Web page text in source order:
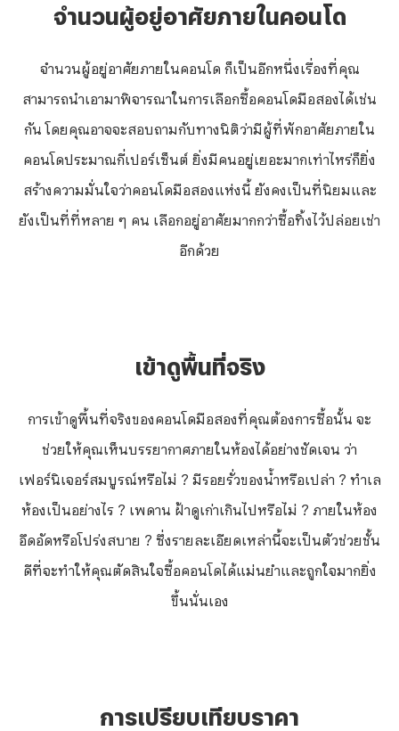
จำนวนผู้อยู่อาศัยภายในคอนโด
จำนวนผู้อยู่อาศัยภายในคอนโด ก็เป็นอีกหนึ่งเรื่องที่คุณ
สามารถนำเอามาพิจารณาในการเลือกซื้อคอนโดมือสองได้เช่น
กัน โดยคุณอาจจะสอบถามกับทางนิติว่ามีผู้ที่พักอาศัยภายใน
คอนโดประมาณกี่เปอร์เซ็นต์ ยิ่งมีคนอยู่เยอะมากเท่าไหร่ก็ยิ่ง
สร้างความมั่นใจว่าคอนโดมือสองแห่งนี้ ยังคงเป็นที่นิยมและ
ยังเป็นที่ที่หลาย ๆ คน เลือกอยู่อาศัยมากกว่าซื้อทิ้งไว้ปล่อยเช่า
อีกด้วย
เข้าดูพื้นที่จริง
การเข้าดูพื้นที่จริงของคอนโดมือสองที่คุณต้องการซื้อนั้น จะ
ช่วยให้คุณเห็นบรรยากาศภายในห้องได้อย่างชัดเจน ว่า
เฟอร์นิเจอร์สมบูรณ์หรือไม่ ? มีรอยรั่วของน้ำหรือเปล่า ? ทำเล
ห้องเป็นอย่างไร ? เพดาน ฝ้าดูเก่าเกินไปหรือไม่ ? ภายในห้อง
อึดอัดหรือโปร่งสบาย ? ซึ่งรายละเอียดเหล่านี้จะเป็นตัวช่วยชั้น
ดีที่จะทำให้คุณตัดสินใจซื้อคอนโดได้แม่นยำและถูกใจมากยิ่ง
ขึ้นนั่นเอง
การเปรียบเทียบราคา